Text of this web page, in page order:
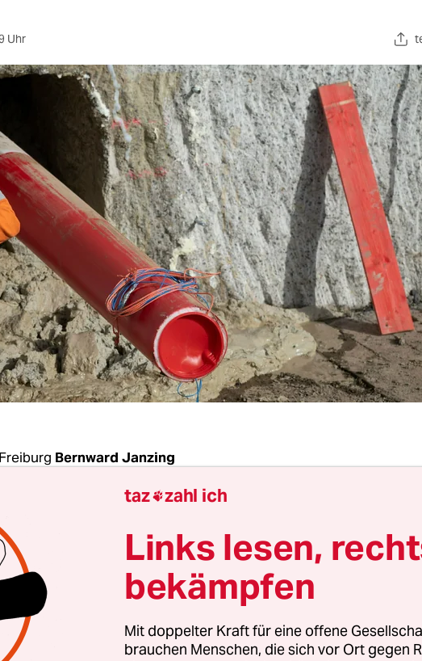
Uhr
Bernward Janzing
Christian Lindner (FDP) hat eine
bei der Stromsteuer für ein weiteres Jahr
– als Alternative zu einem
subventionierten
wie ihn Wirtschaftsminister Robert Habeck
taz zahl ich
Links lesen,
bekämpfen
Mit doppelter Kraft für eine offene
brauchen Menschen, die sich vor Ort gegen